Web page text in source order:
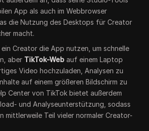
App als auch im Webbrowser
die Nutzung des Desktops für Creator
macht.
ein Creator die App nutzen, um schnelle
aber TikTok-Web auf einem Laptop
Video hochzuladen, Analysen zu
auf einem größeren Bildschirm zu
Center von TikTok bietet außerdem
und Analyseunterstützung, sodass
mittlerweile Teil vieler normaler Creator-